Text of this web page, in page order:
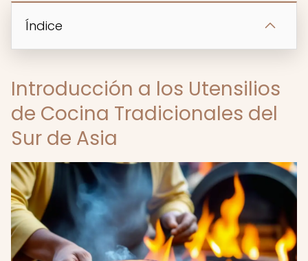
Índice
Introducción a los Utensilios
de Cocina Tradicionales del
Sur de Asia